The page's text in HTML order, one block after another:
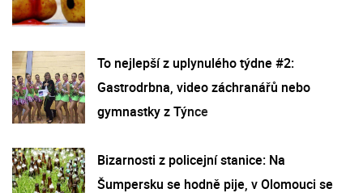
To nejlepší z uplynulého týdne #2:
Gastrodrbna, video záchranářů nebo
gymnastky z Týnce
Bizarnosti z policejní stanice: Na
Šumpersku se hodně pije, v Olomouci se